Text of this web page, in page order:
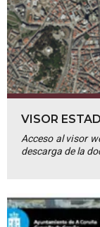
VISOR
Acceso al visor
descarga de la